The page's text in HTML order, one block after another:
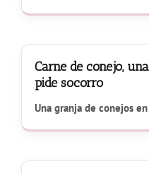
Carne de conejo,
pide socorro
Una granja de conejos